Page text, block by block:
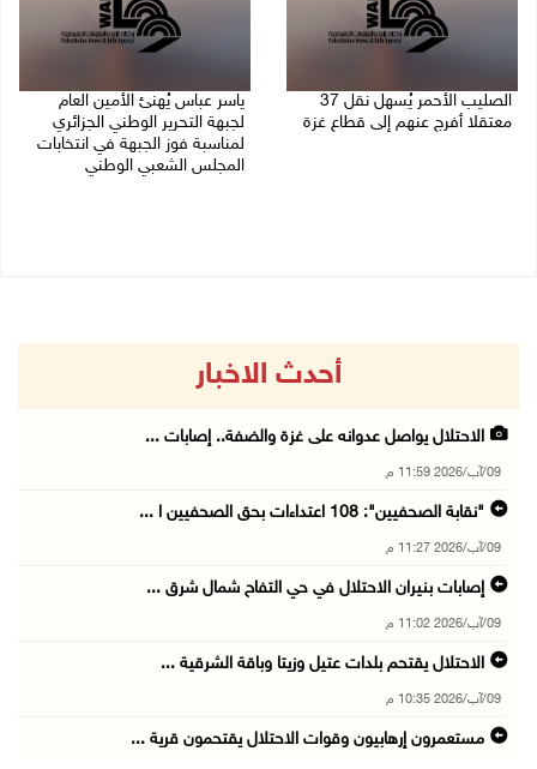
الصليب الأحمر يُسهل نقل 37
معتقلا أفرج عنهم إلى قطاع غزة
ياسر عباس يُهنئ الأمين العام
لجبهة التحرير الوطني الجزائري
لمناسبة فوز الجبهة في انتخابات
المجلس الشعبي الوطني
أحدث الاخبار
الاحتلال يواصل عدوانه على غزة والضفة.. إصابات ...
09/آب/2026 11:59 م
"نقابة الصحفيين": 108 اعتداءات بحق الصحفيين ا ...
09/آب/2026 11:27 م
إصابات بنيران الاحتلال في حي التفاح شمال شرق ...
09/آب/2026 11:02 م
الاحتلال يقتحم بلدات عتيل وزيتا وباقة الشرقية ...
09/آب/2026 10:35 م
مستعمرون إرهابيون وقوات الاحتلال يقتحمون قرية ...